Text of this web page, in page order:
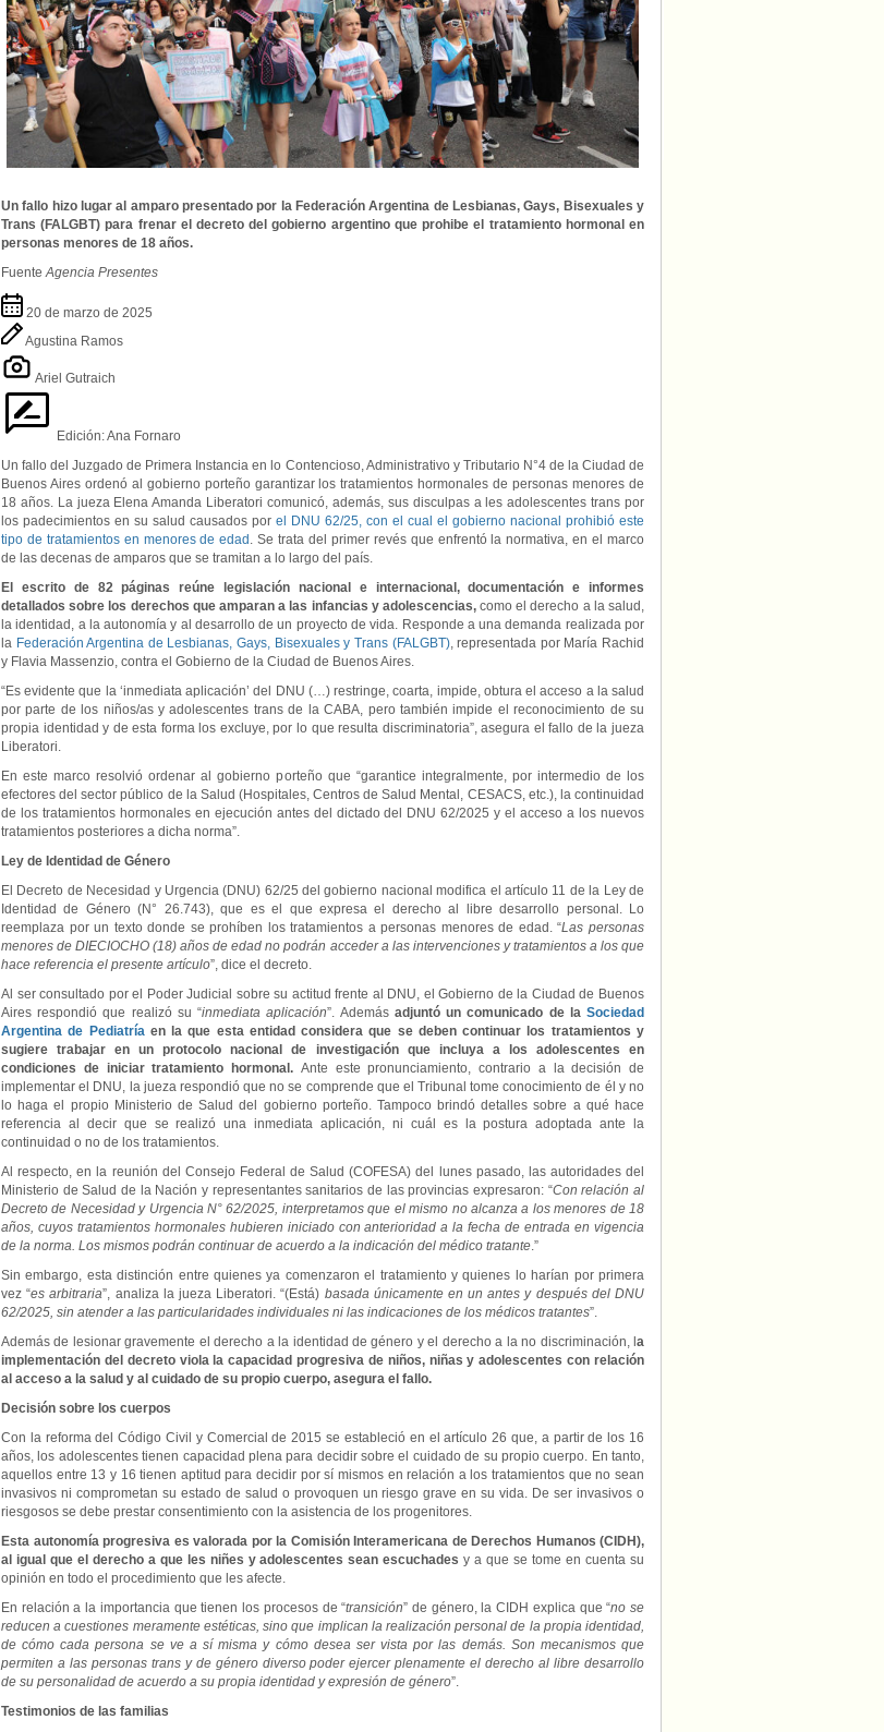
Un fallo hizo lugar al amparo presentado por la Federación Argentina de Lesbianas, Gays, Bisexuales y
Trans (FALGBT) para frenar el decreto del gobierno argentino que prohibe el tratamiento hormonal en
personas menores de 18 años.
FuenteAgencia Presentes
20 de marzo de 2025
Agustina Ramos
Ariel Gutraich
Edición:Ana Fornaro
Un fallo del Juzgado de Primera Instancia en lo Contencioso, Administrativo y Tributario N°4 de la Ciudad de
Buenos Aires ordenó al gobierno porteño garantizar los tratamientos hormonales de personas menores de
18 años. La jueza Elena Amanda Liberatori comunicó, además, sus disculpas a les adolescentes trans por
los padecimientos en su salud causados por el DNU 62/25, con el cual el gobierno nacional prohibió este
tipo de tratamientos en menores de edad . Se trata del primer revés que enfrentó la normativa, en el marco
de las decenas de amparos que se tramitan a lo largo del país.
El escrito de 82 páginas reúne legislación nacional e internacional, documentación e informes
detallados sobre los derechos que amparan a las infancias y adolescencias,como el derecho a la salud,
la identidad, a la autonomía y al desarrollo de un proyecto de vida. Responde a una demanda realizada por
la Federación Argentina de Lesbianas, Gays, Bisexuales y Trans (FALGBT), representada por María Rachid
y Flavia Massenzio, contra el Gobierno de la Ciudad de Buenos Aires.
“Es evidente que la ‘inmediata aplicación’ del DNU (…) restringe, coarta, impide, obtura el acceso a la salud
por parte de los niños/as y adolescentes trans de la CABA, pero también impide el reconocimiento de su
propia identidad y de esta forma los excluye, por lo que resulta discriminatoria”, asegura el fallo de la jueza
Liberatori.
En este marco resolvió ordenar al gobierno porteño que “garantice integralmente, por intermedio de los
efectores del sector público de la Salud (Hospitales, Centros de Salud Mental, CESACS, etc.), la continuidad
de los tratamientos hormonales en ejecución antes del dictado del DNU 62/2025 y el acceso a los nuevos
tratamientos posteriores a dicha norma”.
Ley de Identidad de Género
El Decreto de Necesidad y Urgencia (DNU) 62/25 del gobierno nacional modifica el artículo 11 de la Ley de
Identidad de Género (N° 26.743), que es el que expresa el derecho al libre desarrollo personal. Lo
reemplaza por un texto donde se prohíben los tratamientos a personas menores de edad. “Las personas
menores de DIECIOCHO (18) años de edad no podrán acceder a las intervenciones y tratamientos a los que
hace referencia el presente artículo”, dice el decreto.
Al ser consultado por el Poder Judicial sobre su actitud frente al DNU, el Gobierno de la Ciudad de Buenos
Aires respondió que realizó su “inmediata aplicación”. Además adjuntó un comunicado de laSociedad
Argentina de Pediatríaen la que esta entidad considera que se deben continuar los tratamientos y
sugiere trabajar en un protocolo nacional de investigación que incluya a los adolescentes en
condiciones de iniciar tratamiento hormonal. Ante este pronunciamiento, contrario a la decisión de
implementar el DNU, la jueza respondió que no se comprende que el Tribunal tome conocimiento de él y no
lo haga el propio Ministerio de Salud del gobierno porteño. Tampoco brindó detalles sobre a qué hace
referencia al decir que se realizó una inmediata aplicación, ni cuál es la postura adoptada ante la
continuidad o no de los tratamientos.
Al respecto, en la reunión del Consejo Federal de Salud (COFESA) del lunes pasado, las autoridades del
Ministerio de Salud de la Nación y representantes sanitarios de las provincias expresaron: “Con relación al
Decreto de Necesidad y Urgencia N° 62/2025, interpretamos que el mismo no alcanza a los menores de 18
años, cuyos tratamientos hormonales hubieren iniciado con anterioridad a la fecha de entrada en vigencia
de la norma. Los mismos podrán continuar de acuerdo a la indicación del médico tratante.”
Sin embargo, esta distinción entre quienes ya comenzaron el tratamiento y quienes lo harían por primera
vez “es arbitraria”, analiza la jueza Liberatori. “(Está) basada únicamente en un antes y después del DNU
62/2025, sin atender a las particularidades individuales ni las indicaciones de los médicos tratantes”.
Además de lesionar gravemente el derecho a la identidad de género y el derecho a la no discriminación, l a
implementación del decreto viola la capacidad progresiva de niños, niñas y adolescentes con relación
al acceso a la salud y al cuidado de su propio cuerpo, asegura el fallo.
Decisión sobre los cuerpos
Con la reforma del Código Civil y Comercial de 2015 se estableció en el artículo 26 que, a partir de los 16
años, los adolescentes tienen capacidad plena para decidir sobre el cuidado de su propio cuerpo. En tanto,
aquellos entre 13 y 16 tienen aptitud para decidir por sí mismos en relación a los tratamientos que no sean
invasivos ni comprometan su estado de salud o provoquen un riesgo grave en su vida. De ser invasivos o
riesgosos se debe prestar consentimiento con la asistencia de los progenitores.
Esta autonomía progresiva es valorada por la Comisión Interamericana de Derechos Humanos (CIDH),
al igual que el derecho a que les niñes y adolescentes sean escuchadesy a que se tome en cuenta su
opinión en todo el procedimiento que les afecte.
En relación a la importancia que tienen los procesos de “transición” de género, la CIDH explica que “no se
reducen a cuestiones meramente estéticas, sino que implican la realización personal de la propia identidad,
de cómo cada persona se ve a sí misma y cómo desea ser vista por las demás. Son mecanismos que
permiten a las personas trans y de género diverso poder ejercer plenamente el derecho al libre desarrollo
de su personalidad de acuerdo a su propia identidad y expresión de género”.
Testimonios de las familias